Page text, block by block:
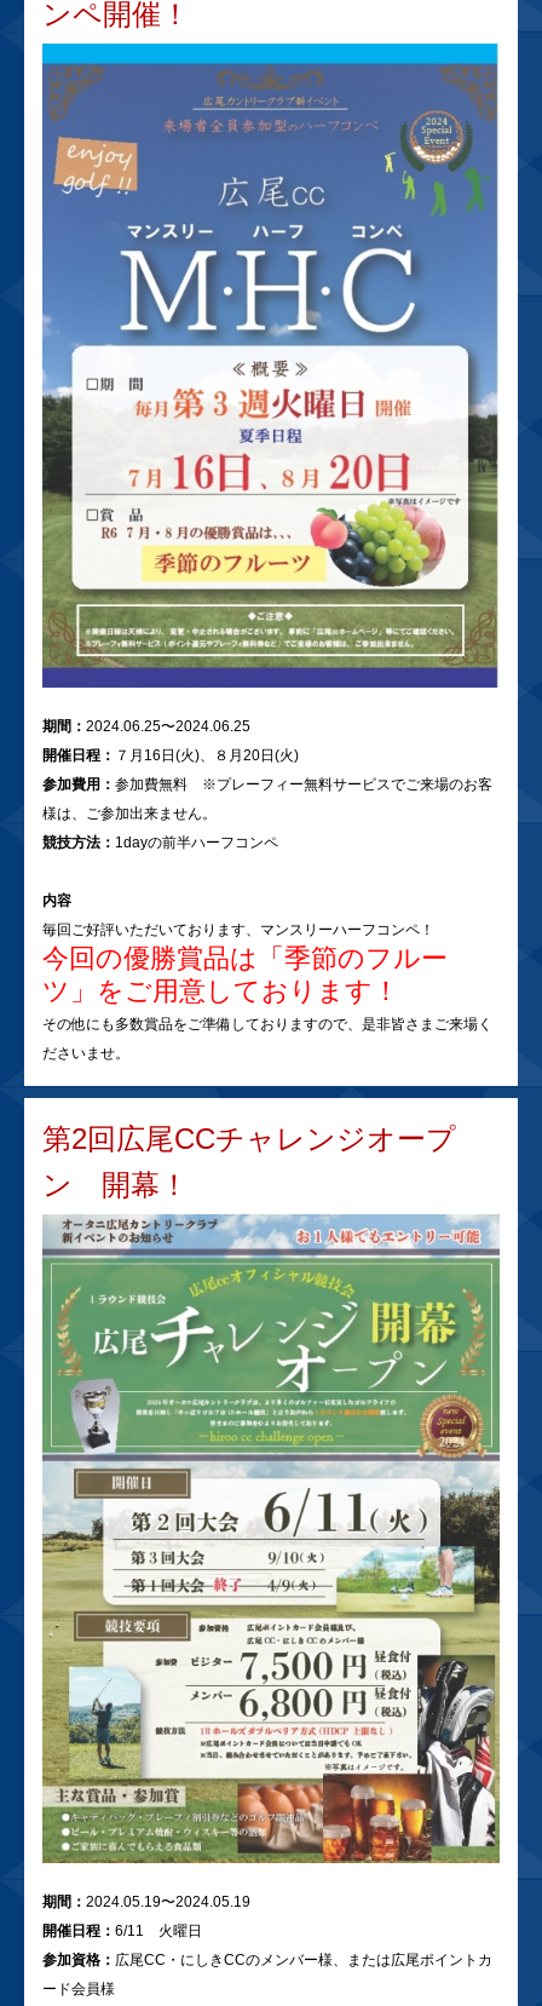
ンペ開催！
期間： 2024.06.25〜2024.06.25
開催日程： ７月16日(火)、８月20日(火)
参加費用： 参加費無料 ※プレーフィー無料サービスでご来場のお客
様は、ご参加出来ません。
競技方法： 1dayの前半ハーフコンペ
内容
毎回ご好評いただいております、マンスリーハーフコンペ！
今回の優勝賞品は「季節のフルー
ツ」をご用意しております！
その他にも多数賞品をご準備しておりますので、是非皆さまご来場く
ださいませ。
第2回広尾CCチャレンジオープ
ン 開幕！
期間： 2024.05.19〜2024.05.19
開催日程： 6/11 火曜日
参加資格： 広尾CC・にしきCCのメンバー様、または広尾ポイントカ
ード会員様